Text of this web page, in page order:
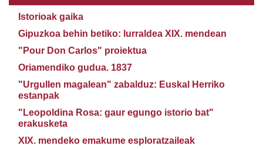
Istorioak gaika
Gipuzkoa behin betiko: lurraldea XIX. mendean
"Pour Don Carlos" proiektua
Oriamendiko gudua. 1837
"Urgullen magalean" zabalduz: Euskal Herriko
estanpak
"Leopoldina Rosa: gaur egungo istorio bat"
erakusketa
XIX. mendeko emakume esploratzaileak